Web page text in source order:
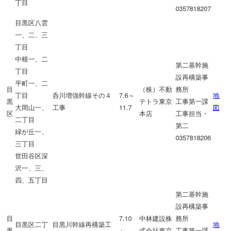
丁目
0357818207
目
黒
区
目黒区八雲
一、二、三
丁目
中根一、二
丁目
平町一、二
丁目
大岡山一、
二丁目
緑が丘一、
三丁目
世田谷区深
沢一、三、
四、五丁目
呑川増強幹線その４
工事
7.6～
11.7
（株）不動
テトラ東京
本店
第二基幹施
設再構築事
務所
工事第一課
工事担当・
第二
0357818206
地
図
目
目黒区二丁 目黒川幹線再構築工
7.10
中林建設株
第二基幹施
設再構築事
務所
地